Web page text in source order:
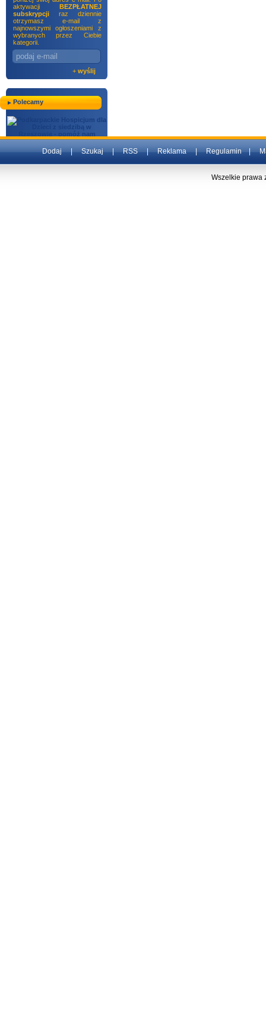
aktywacji BEZPŁATNEJ
subskrypcji raz dziennie
otrzymasz e-mail z
najnowszymi ogłoszeniami z
wybranych przez Ciebie
kategorii.
+ wyślij
Polecamy
Dodaj|Szukaj|RSS|Reklama|Regulamin|
Wszelkie prawa